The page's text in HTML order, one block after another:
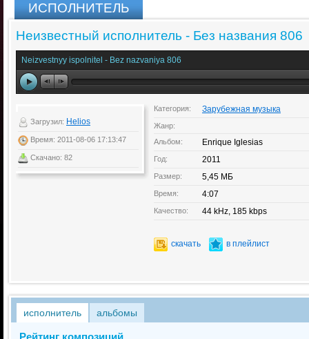
ИСПОЛНИТЕЛЬ
Неизвестный исполнитель - Без названия 806
Neizvestnyy ispolnitel - Bez nazvaniya 806
Загрузил: Helios
Время: 2011-08-06 17:13:47
Скачано: 82
Категория: Зарубежная музыка
Жанр:
Альбом:
Enrique Iglesias
Год: 2011
Размер: 5,45 МБ
Время: 4:07
Качество: 44 kHz, 185 kbps
скачать в плейлист
исполнитель альбомы
Рейтинг композиций